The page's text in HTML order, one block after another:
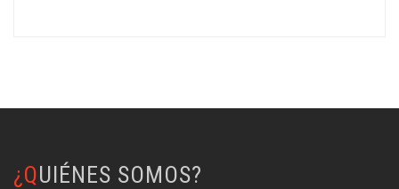
¿QUIÉNES SOMOS?